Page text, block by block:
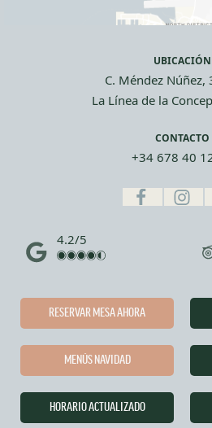
UBICACIÓN
C. Méndez Núñez,
La Línea de la
CONTACTO
+34 678 40
4.2/5
RESERVAR MESA AHORA
MENÚS NAVIDAD
HORARIO ACTUALIZADO